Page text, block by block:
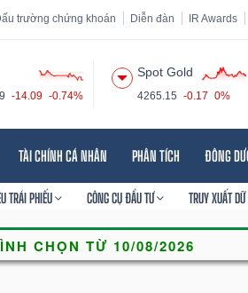
trường chứng khoán Diễn đàn IR Awards
-14.09 -0.74%
Spot Gold
4265.15 -0.17 0%
TÀI CHÍNH CÁ NHÂN PHÂN TÍCH ĐÔNG
TRÁI PHIẾU CÔNG CỤ ĐẦU TƯ TRUY XUẤT